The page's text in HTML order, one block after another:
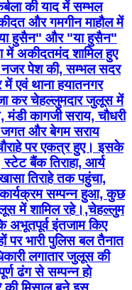
की याद में सम्भल
और गमगीन माहौल में
या हुसैन" और "या हुसैन"
में अकीदतमंद शामिल हुए
नजर पेश की, सम्भल सदर
में एवं थाना हयातनगर
कर चेहल्लुमदार जुलूस में
कागजी सराय, चौधरी
जगत और बेगम सराय
पर एकत्र हुए। इसके
स्टेट बैंक तिराहा, आर्य
तिराहे तक पहुंचा,
सम्पन्न हुआ, कुछ
में शामिल रहे।,चेहल्लुम
अभूतपूर्व इंतजाम किए
पर भारी पुलिस बल तैनात
लगातार जुलूस की
ढंग से सम्पन्न हो